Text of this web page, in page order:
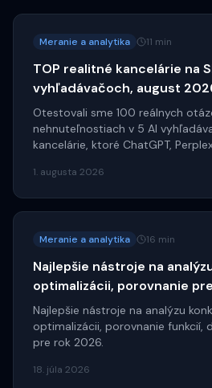
Meranie a analytika 11 min
TOP realitné kancelárie na
vyhľadávačoch, august
Otestovali sme 100 reálnych
nehnuteľnostiach v 5 AI
kancelárie, ktoré ChatGPT,
celkovom rebríčku až tretia.
1. augusta 2026
Meranie a analytika 16 min
Najlepšie nástroje na
optimalizácii, porovnanie
Najlepšie nástroje na analýzu
optimalizácii, porovnanie funkcií,
pre rok 2026.
18. júla 2026